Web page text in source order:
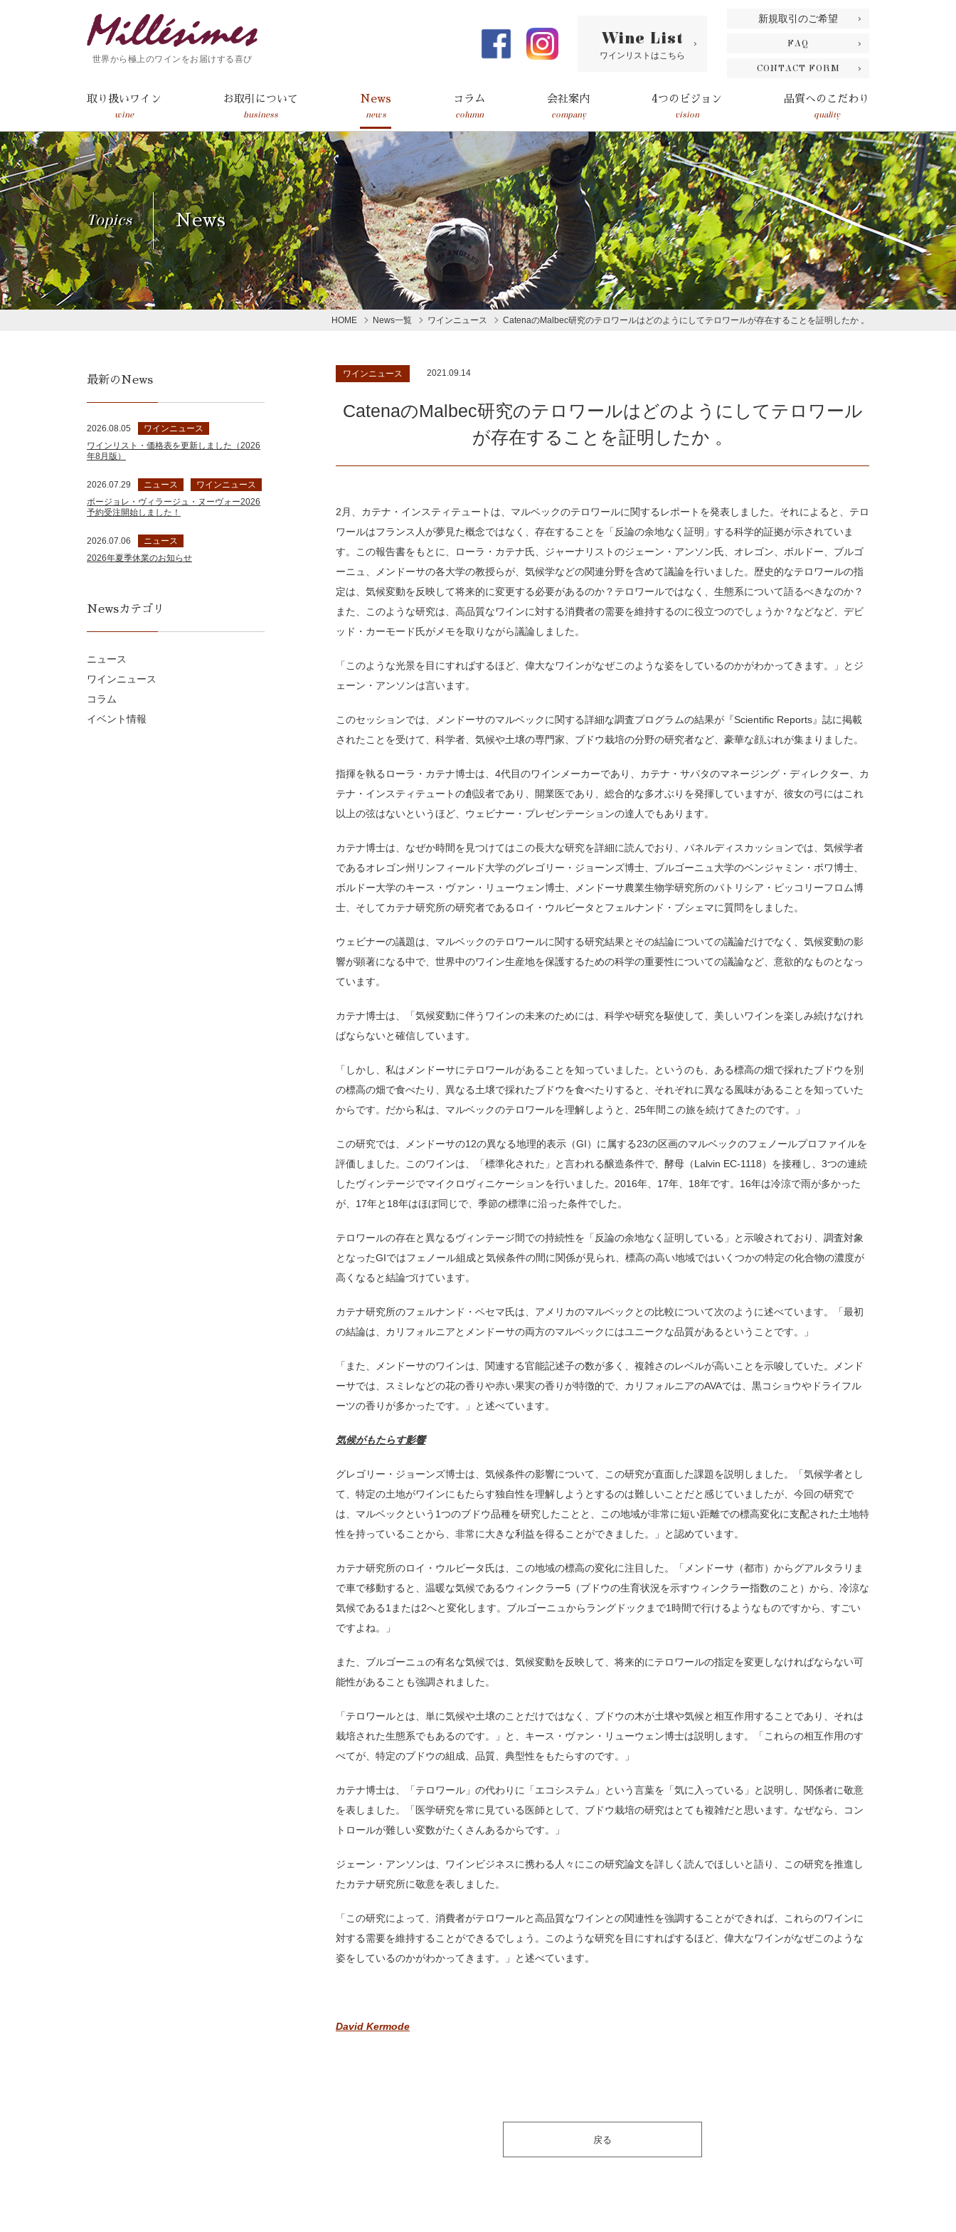
世界から極上のワインをお届けする喜び
Wine List
ワインリストはこちら
新規取引のご希望
FAQ
CONTACT FORM
取り扱いワイン
wine
お取引について
business
News
news
コラム
column
会社案内
company
4つのビジョン
vision
品質へのこだわり
quality
Topics News
HOME News一覧 ワインニュース CatenaのMalbec研究のテロワールはどのようにしてテロワールが存在することを証明したか 。
ワインニュース 2021.09.14
CatenaのMalbec研究のテロワールはどのようにしてテロワール
が存在することを証明したか 。
2月、カテナ・インスティテュートは、マルベックのテロワールに関するレポートを発表しました。それによると、テロ
ワールはフランス人が夢見た概念ではなく、存在することを「反論の余地なく証明」する科学的証拠が示されていま
す。この報告書をもとに、ローラ・カテナ氏、ジャーナリストのジェーン・アンソン氏、オレゴン、ボルドー、ブルゴ
ーニュ、メンドーサの各大学の教授らが、気候学などの関連分野を含めて議論を行いました。歴史的なテロワールの指
定は、気候変動を反映して将来的に変更する必要があるのか？テロワールではなく、生態系について語るべきなのか？
また、このような研究は、高品質なワインに対する消費者の需要を維持するのに役立つのでしょうか？などなど、デビ
ッド・カーモード氏がメモを取りながら議論しました。
「このような光景を目にすればするほど、偉大なワインがなぜこのような姿をしているのかがわかってきます。」とジ
ェーン・アンソンは言います。
このセッションでは、メンドーサのマルベックに関する詳細な調査プログラムの結果が『Scientific Reports』誌に掲載
されたことを受けて、科学者、気候や土壌の専門家、ブドウ栽培の分野の研究者など、豪華な顔ぶれが集まりました。
指揮を執るローラ・カテナ博士は、4代目のワインメーカーであり、カテナ・サパタのマネージング・ディレクター、カ
テナ・インスティテュートの創設者であり、開業医であり、総合的な多才ぶりを発揮していますが、彼女の弓にはこれ
以上の弦はないというほど、ウェビナー・プレゼンテーションの達人でもあります。
カテナ博士は、なぜか時間を見つけてはこの長大な研究を詳細に読んでおり、パネルディスカッションでは、気候学者
であるオレゴン州リンフィールド大学のグレゴリー・ジョーンズ博士、ブルゴーニュ大学のベンジャミン・ボワ博士、
ボルドー大学のキース・ヴァン・リューウェン博士、メンドーサ農業生物学研究所のパトリシア・ピッコリーフロム博
士、そしてカテナ研究所の研究者であるロイ・ウルビータとフェルナンド・ブシェマに質問をしました。
ウェビナーの議題は、マルベックのテロワールに関する研究結果とその結論についての議論だけでなく、気候変動の影
響が顕著になる中で、世界中のワイン生産地を保護するための科学の重要性についての議論など、意欲的なものとなっ
ています。
カテナ博士は、「気候変動に伴うワインの未来のためには、科学や研究を駆使して、美しいワインを楽しみ続けなけれ
ばならないと確信しています。
「しかし、私はメンドーサにテロワールがあることを知っていました。というのも、ある標高の畑で採れたブドウを別
の標高の畑で食べたり、異なる土壌で採れたブドウを食べたりすると、それぞれに異なる風味があることを知っていた
からです。だから私は、マルベックのテロワールを理解しようと、25年間この旅を続けてきたのです。」
この研究では、メンドーサの12の異なる地理的表示（GI）に属する23の区画のマルベックのフェノールプロファイルを
評価しました。このワインは、「標準化された」と言われる醸造条件で、酵母（Lalvin EC-1118）を接種し、3つの連続
したヴィンテージでマイクロヴィニケーションを行いました。2016年、17年、18年です。16年は冷涼で雨が多かった
が、17年と18年はほぼ同じで、季節の標準に沿った条件でした。
テロワールの存在と異なるヴィンテージ間での持続性を「反論の余地なく証明している」と示唆されており、調査対象
となったGIではフェノール組成と気候条件の間に関係が見られ、標高の高い地域ではいくつかの特定の化合物の濃度が
高くなると結論づけています。
カテナ研究所のフェルナンド・ベセマ氏は、アメリカのマルベックとの比較について次のように述べています。「最初
の結論は、カリフォルニアとメンドーサの両方のマルベックにはユニークな品質があるということです。」
「また、メンドーサのワインは、関連する官能記述子の数が多く、複雑さのレベルが高いことを示唆していた。メンド
ーサでは、スミレなどの花の香りや赤い果実の香りが特徴的で、カリフォルニアのAVAでは、黒コショウやドライフル
ーツの香りが多かったです。」と述べています。
気候がもたらす影響
グレゴリー・ジョーンズ博士は、気候条件の影響について、この研究が直面した課題を説明しました。「気候学者とし
て、特定の土地がワインにもたらす独自性を理解しようとするのは難しいことだと感じていましたが、今回の研究で
は、マルベックという1つのブドウ品種を研究したことと、この地域が非常に短い距離での標高変化に支配された土地特
性を持っていることから、非常に大きな利益を得ることができました。」と認めています。
カテナ研究所のロイ・ウルビータ氏は、この地域の標高の変化に注目した。「メンドーサ（都市）からグアルタラリま
で車で移動すると、温暖な気候であるウィンクラー5（ブドウの生育状況を示すウィンクラー指数のこと）から、冷涼な
気候である1または2へと変化します。ブルゴーニュからラングドックまで1時間で行けるようなものですから、すごい
ですよね。」
また、ブルゴーニュの有名な気候では、気候変動を反映して、将来的にテロワールの指定を変更しなければならない可
能性があることも強調されました。
「テロワールとは、単に気候や土壌のことだけではなく、ブドウの木が土壌や気候と相互作用することであり、それは
栽培された生態系でもあるのです。」と、キース・ヴァン・リューウェン博士は説明します。「これらの相互作用のす
べてが、特定のブドウの組成、品質、典型性をもたらすのです。」
カテナ博士は、「テロワール」の代わりに「エコシステム」という言葉を「気に入っている」と説明し、関係者に敬意
を表しました。「医学研究を常に見ている医師として、ブドウ栽培の研究はとても複雑だと思います。なぜなら、コン
トロールが難しい変数がたくさんあるからです。」
ジェーン・アンソンは、ワインビジネスに携わる人々にこの研究論文を詳しく読んでほしいと語り、この研究を推進し
たカテナ研究所に敬意を表しました。
「この研究によって、消費者がテロワールと高品質なワインとの関連性を強調することができれば、これらのワインに
対する需要を維持することができるでしょう。このような研究を目にすればするほど、偉大なワインがなぜこのような
姿をしているのかがわかってきます。」と述べています。
David Kermode
戻る
最新のNews
2026.08.05
ワインニュース
ワインリスト・価格表を更新しました（2026
年8月版）
2026.07.29 ニュース
ワインニュース
ボージョレ・ヴィラージュ・ヌーヴォー2026
予約受注開始しました！
2026.07.06
ニュース
2026年夏季休業のお知らせ
Newsカテゴリ
ニュース
ワインニュース
コラム
イベント情報